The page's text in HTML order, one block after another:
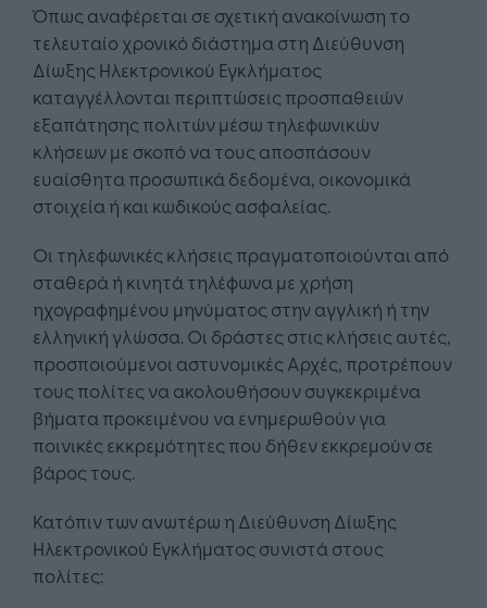
Όπως αναφέρεται σε σχετική ανακοίνωση το
τελευταίο χρονικό διάστημα στη Διεύθυνση
Δίωξης Ηλεκτρονικού Εγκλήματος
καταγγέλλονται περιπτώσεις προσπαθειών
εξαπάτησης πολιτών μέσω τηλεφωνικών
κλήσεων με σκοπό να τους αποσπάσουν
ευαίσθητα προσωπικά δεδομένα, οικονομικά
στοιχεία ή και κωδικούς ασφαλείας.
Οι τηλεφωνικές κλήσεις πραγματοποιούνται από
σταθερά ή κινητά τηλέφωνα με χρήση
ηχογραφημένου μηνύματος στην αγγλική ή την
ελληνική γλώσσα. Οι δράστες στις κλήσεις αυτές,
προσποιούμενοι αστυνομικές Αρχές, προτρέπουν
τους πολίτες να ακολουθήσουν συγκεκριμένα
βήματα προκειμένου να ενημερωθούν για
ποινικές εκκρεμότητες που δήθεν εκκρεμούν σε
βάρος τους.
Κατόπιν των ανωτέρω η Διεύθυνση Δίωξης
Ηλεκτρονικού Εγκλήματος συνιστά στους
πολίτες: